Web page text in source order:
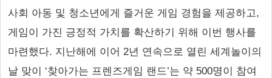
사회 아동 및 청소년에게 즐거운 게임 경험을 제공하고,
게임이 가진 긍정적 가치를 확산하기 위해 이번 행사를
마련했다. 지난해에 이어 2년 연속으로 열린 세계놀이의
날 맞이 ‘찾아가는 프렌즈게임 랜드’는 약 500명이 참여